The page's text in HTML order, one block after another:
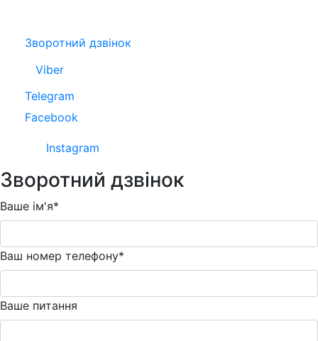
Зворотний дзвінок
Viber
Telegram
Facebook
Instagram
Зворотний дзвінок
Ваше ім'я*
Ваш номер телефону*
Ваше питання